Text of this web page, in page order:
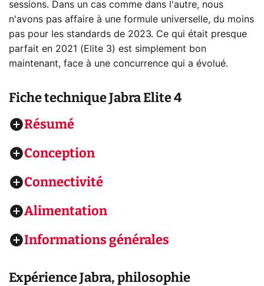
sessions. Dans un cas comme dans l'autre, nous
n'avons pas affaire à une formule universelle, du moins
pas pour les standards de 2023. Ce qui était presque
parfait en 2021 (Elite 3) est simplement bon
maintenant, face à une concurrence qui a évolué.
Fiche techniqueJabra Elite 4
Résumé
Conception
Connectivité
Alimentation
Informations générales
Expérience Jabra, philosophie